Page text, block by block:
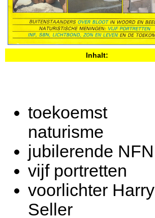
Inhalt:
toekoemst
naturisme
jubilerende NFN
vijf portretten
voorlichter Harry
Seller